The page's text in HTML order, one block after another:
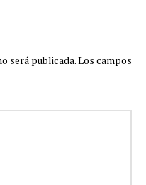
será publicada.Los campos